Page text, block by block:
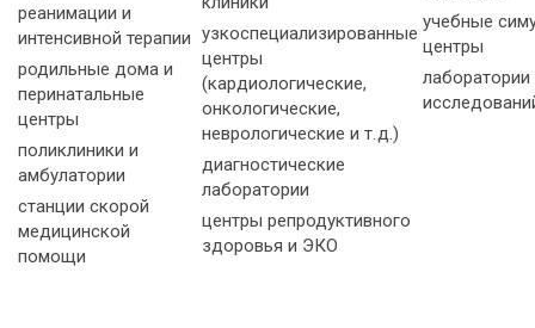
реанимации и
интенсивной терапии
родильные дома и
перинатальные
центры
поликлиники и
амбулатории
станции скорой
медицинской
помощи
узкоспециализированные
центры
(кардиологические,
онкологические,
неврологические и т. д.)
диагностические
лаборатории
центры репродуктивного
здоровья и ЭКО
учебные
центры
лаборатории